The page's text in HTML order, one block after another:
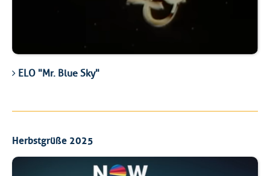
ELO "Mr. Blue Sky"
Herbstgrüße 2025